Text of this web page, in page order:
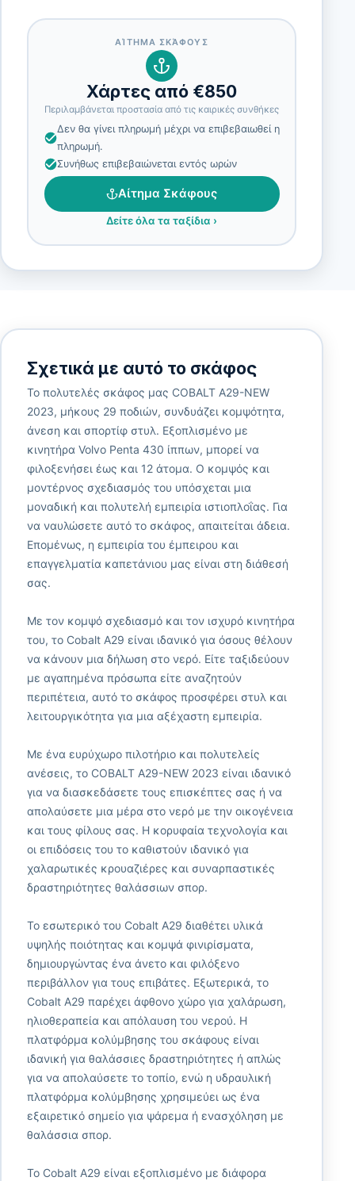
ΑΊΤΗΜΑ ΣΚΆΦΟΥΣ
Χάρτες από €850
Περιλαμβάνεται προστασία από τις καιρικές συνθήκες
Δεν θα γίνει πληρωμή μέχρι να επιβεβαιωθεί η
πληρωμή.
Συνήθως επιβεβαιώνεται εντός ωρών
Αίτημα Σκάφους
Δείτε όλα τα ταξίδια ›
Σχετικά με αυτό το σκάφος
Το πολυτελές σκάφος μας COBALT A29-NEW
2023, μήκους 29 ποδιών, συνδυάζει κομψότητα,
άνεση και σπορτίφ στυλ. Εξοπλισμένο με
κινητήρα Volvo Penta 430 ίππων, μπορεί να
φιλοξενήσει έως και 12 άτομα. Ο κομψός και
μοντέρνος σχεδιασμός του υπόσχεται μια
μοναδική και πολυτελή εμπειρία ιστιοπλοΐας. Για
να ναυλώσετε αυτό το σκάφος, απαιτείται άδεια.
Επομένως, η εμπειρία του έμπειρου και
επαγγελματία καπετάνιου μας είναι στη διάθεσή
σας.
Με τον κομψό σχεδιασμό και τον ισχυρό κινητήρα
του, το Cobalt A29 είναι ιδανικό για όσους θέλουν
να κάνουν μια δήλωση στο νερό. Είτε ταξιδεύουν
με αγαπημένα πρόσωπα είτε αναζητούν
περιπέτεια, αυτό το σκάφος προσφέρει στυλ και
λειτουργικότητα για μια αξέχαστη εμπειρία.
Με ένα ευρύχωρο πιλοτήριο και πολυτελείς
ανέσεις, το COBALT A29-NEW 2023 είναι ιδανικό
για να διασκεδάσετε τους επισκέπτες σας ή να
απολαύσετε μια μέρα στο νερό με την οικογένεια
και τους φίλους σας. Η κορυφαία τεχνολογία και
οι επιδόσεις του το καθιστούν ιδανικό για
χαλαρωτικές κρουαζιέρες και συναρπαστικές
δραστηριότητες θαλάσσιων σπορ.
Το εσωτερικό του Cobalt A29 διαθέτει υλικά
υψηλής ποιότητας και κομψά φινιρίσματα,
δημιουργώντας ένα άνετο και φιλόξενο
περιβάλλον για τους επιβάτες. Εξωτερικά, το
Cobalt A29 παρέχει άφθονο χώρο για χαλάρωση,
ηλιοθεραπεία και απόλαυση του νερού. Η
πλατφόρμα κολύμβησης του σκάφους είναι
ιδανική για θαλάσσιες δραστηριότητες ή απλώς
για να απολαύσετε το τοπίο, ενώ η υδραυλική
πλατφόρμα κολύμβησης χρησιμεύει ως ένα
εξαιρετικό σημείο για ψάρεμα ή ενασχόληση με
θαλάσσια σπορ.
Το Cobalt A29 είναι εξοπλισμένο με διάφορα